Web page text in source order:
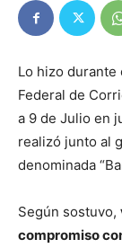
Lo hizo durante
Federal de
a 9 de Julio en
realizó junto al
denominada
Según sostuvo,
compromiso